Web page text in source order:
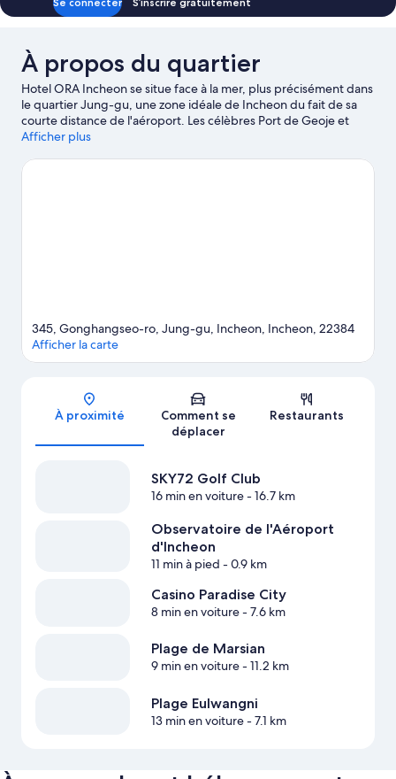
Airport
Room
ViewÀ propos du quartier
Hotel ORA Incheon se situe face à la mer, plus précisément dans
le quartier Jung-gu, une zone idéale de Incheon du fait de sa
courte distance de l'aéroport. Les célèbres Port de Geoje et
SKY72 Golf Club valent le détour si un minimum d'action est à
vous poser et apprécier la beauté naturelle des lieux ? Partez à la
Afficher plus
Carte
345, Gonghangseo-ro, Jung-gu, Incheon, Incheon, 22384
Afficher la carte
À proximité
Comment se
déplacer
Restaurants
SKY72 Golf Club
16 min en voiture- 16.7 km
Observatoire de l'Aéroport
d'Incheon
11 min à pied - 0.9 km
Casino Paradise City
8 min en voiture- 7.6 km
Plage de Marsian
9 min en voiture- 11.2 km
Plage Eulwangni
13 min en voiture- 7.1 km